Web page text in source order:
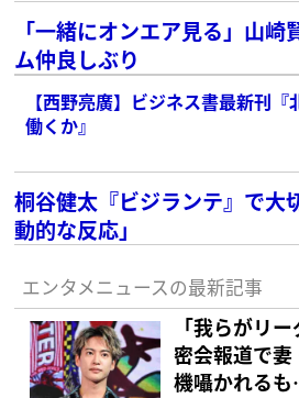
「一緒にオンエア見る」山
ム仲良しぶり
【西野亮廣】ビジネス書最新刊
働くか』
桐谷健太『ビジランテ』で大
動的な反応」
エンタメニュースの最新記事
「我らがリ
密会報道で
機囁かれる